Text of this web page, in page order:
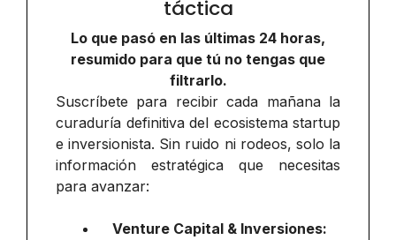
táctica
Lo que pasó en las últimas 24 horas,
resumido para que tú no tengas que
filtrarlo.
Suscríbete para recibir cada mañana la
curaduría definitiva del ecosistema startup
e inversionista. Sin ruido ni rodeos, solo la
información estratégica que necesitas
para avanzar:
Venture Capital & Inversiones: